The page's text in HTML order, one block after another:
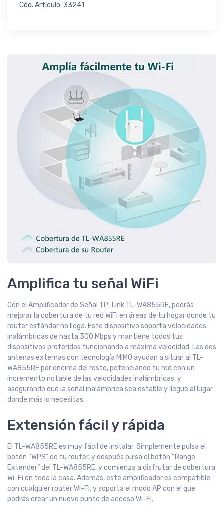
Cód. Artículo: 33241
Amplifica tu señal WiFi
Con el Amplificador de Señal TP-Link TL-WA855RE, podrás
mejorar la cobertura de tu red WiFi en áreas de tu hogar donde tu
router estándar no llega. Este dispositivo soporta velocidades
inalámbricas de hasta 300 Mbps y mantiene todos tus
dispositivos preferidos funcionando a máxima velocidad. Las dos
antenas externas con tecnología MIMO ayudan a situar al TL-
WA855RE por encima del resto, potenciando tu red con un
incremento notable de las velocidades inalámbricas, y
asegurando que la señal inalámbrica sea estable y llegue al lugar
donde más lo necesitas.
Extensión fácil y rápida
El TL-WA855RE es muy fácil de instalar. Simplemente pulsa el
botón “WPS” de tu router, y después pulsa el botón “Range
Extender” del TL-WA855RE, y comienza a disfrutar de cobertura
Wi-Fi en toda la casa. Además, este amplificador es compatible
con cualquier router Wi-Fi, y soporta el modo AP con el que
podrás crear un nuevo punto de acceso Wi-Fi.